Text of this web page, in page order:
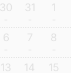
30 31 1
6 7 8
13 14 15